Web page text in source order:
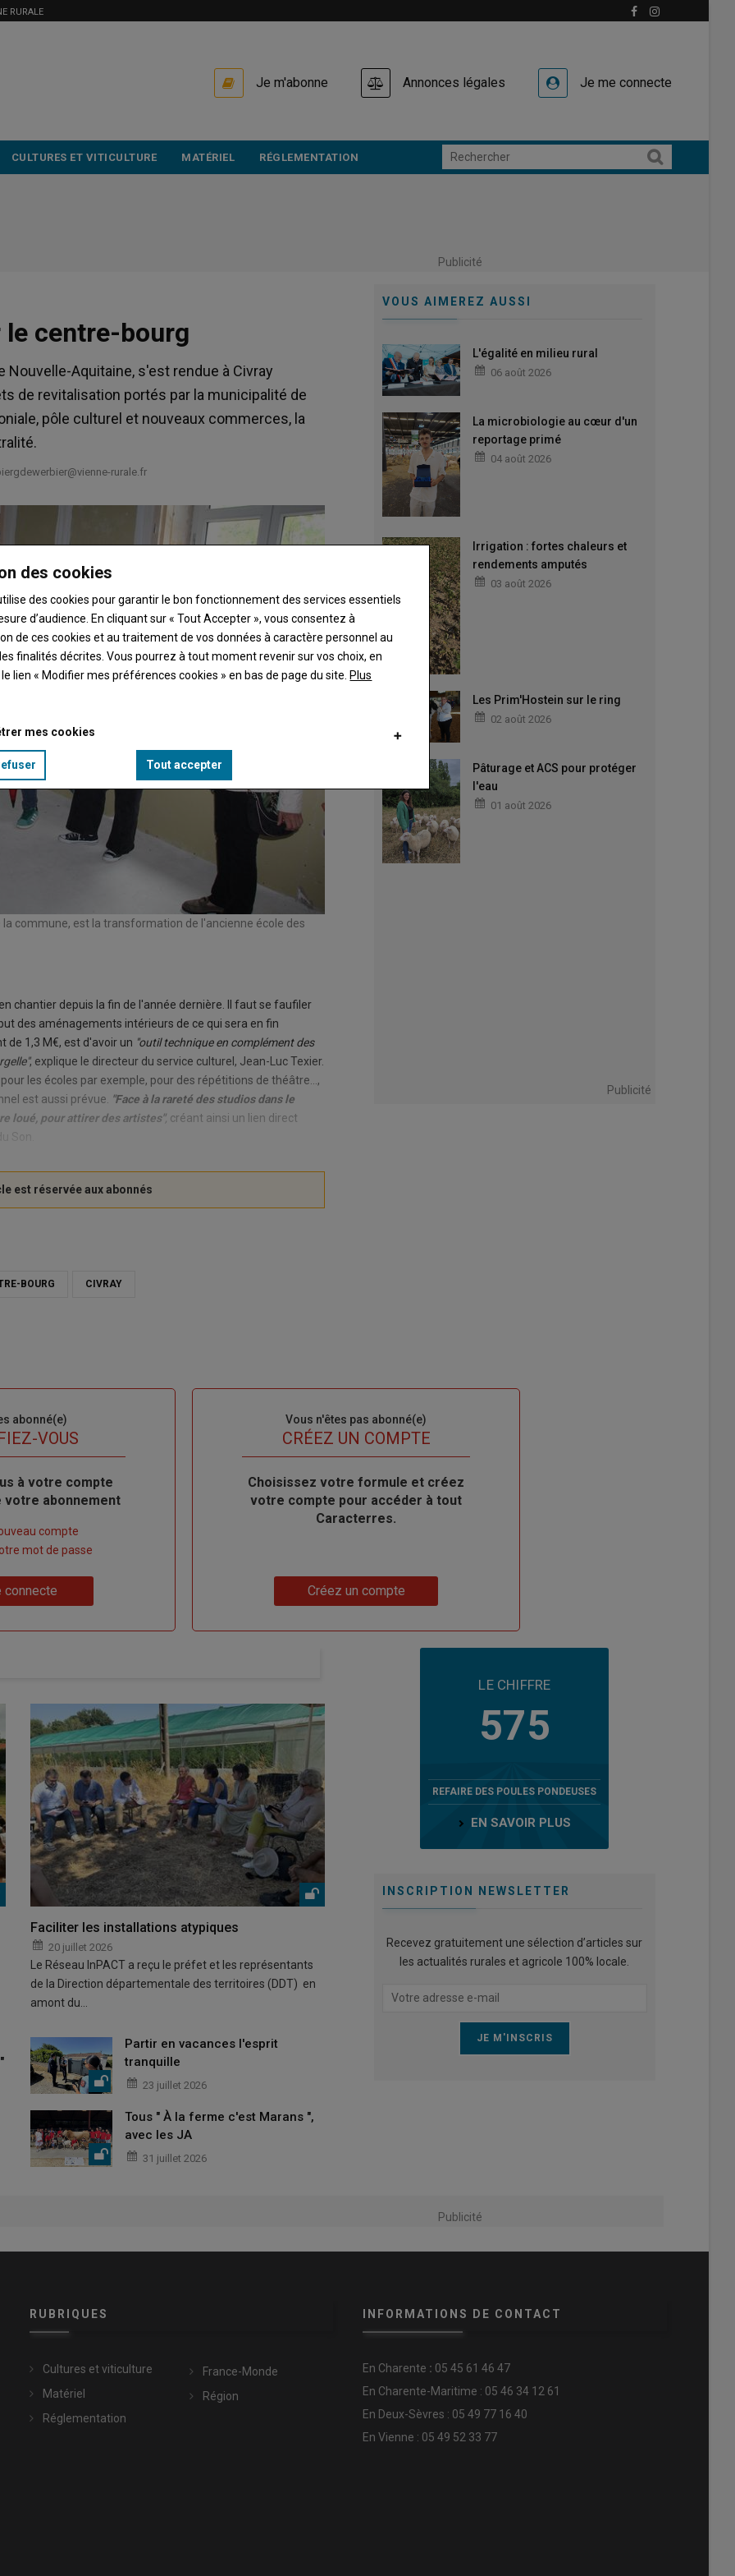
RURALE
Je m'abonne Annonces légales Je me connecte
CULTURES ET VITICULTURE MATÉRIEL RÉGLEMENTATION
Publicité
le centre-bourg
Aquitaine, s'est rendue à Civray
de revitalisation portés par la municipalité de
pôle culturel et nouveaux commerces, la
rurale.fr
commune, est la transformation de l'ancienne école des
chantier depuis la fin de l'année dernière. Il faut se faufiler
des aménagements intérieurs de ce qui sera en fin
de 1,3 M€, est d'avoir un "outil technique en complément des
, explique le directeur du service culturel, Jean-Luc Texier.
les écoles par exemple, pour des répétitions de théâtre...,
est aussi prévue. "Face à la rareté des studios dans le
loué, pour attirer des artistes", créant ainsi un lien direct
Son.
BOURG CIVRAY
VOUS AIMEREZ AUSSI
L'égalité en milieu rural
06 août 2026
La microbiologie au cœur d'un
reportage primé
04 août 2026
Irrigation : fortes chaleurs et
rendements amputés
03 août 2026
Les Prim'Hostein sur le ring
02 août 2026
Pâturage et ACS pour protéger
l'eau
01 août 2026
Publicité
abonné(e)
VOUS
à votre compte
abonnement
compte
mot de passe
connecte
Vous n'êtes pas abonné(e)
TITRECRÉEZ UN COMPTE
Body
Choisissez votre formule et créez
votre compte pour accéder à tout
Caracterres.
Créez un compte
Faciliter les installations atypiques
20 juillet 2026
Le Réseau InPACT a reçu le préfet et les représentants
de la Direction départementale des territoires (DDT) en
amont du…
Partir en vacances l'esprit
tranquille
23 juillet 2026
Tous " À la ferme c'est Marans ",
avec les JA
31 juillet 2026
LE CHIFFRE
575
REFAIRE DES POULES PONDEUSES
EN SAVOIR PLUS
INSCRIPTION NEWSLETTER
Recevez gratuitement une sélection d’articles sur
les actualités rurales et agricole 100% locale.
Publicité
RUBRIQUES
Cultures et viticulture
Matériel
Réglementation
France-Monde
Région
INFORMATIONS DE CONTACT
En Charente : 05 45 61 46 47
En Charente-Maritime : 05 46 34 12 61
En Deux-Sèvres : 05 49 77 16 40
En Vienne : 05 49 52 33 77
des cookies
des cookies pour garantir le bon fonctionnement des services essentiels
d’audience. En cliquant sur « Tout Accepter », vous consentez à
de ces cookies et au traitement de vos données à caractère personnel au
finalités décrites. Vous pourrez à tout moment revenir sur vos choix, en
lien « Modifier mes préférences cookies » en bas de page du site. Plus
mes cookies
Tout accepter